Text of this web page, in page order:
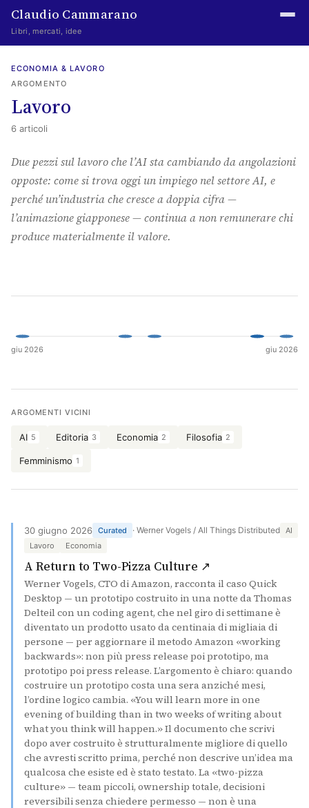
Claudio Cammarano
Libri, mercati, idee
Home
Curated
Learning log
Irene Media
Episteme Advisory
Indice
Cerca
ECONOMIA & LAVORO
ARGOMENTO
Lavoro
6 articoli
Due pezzi sul lavoro che l’AI sta cambiando da angolazioni
opposte: come si trova oggi un impiego nel settore AI, e
perché un’industria che cresce a doppia cifra —
l’animazione giapponese — continua a non remunerare chi
produce materialmente il valore.
giu 2026 giu 2026
ARGOMENTI VICINI
AI 5 Editoria 3 Economia 2 Filosofia 2
Femminismo 1
30 giugno 2026 Curated · Werner Vogels / All Things Distributed AI
Lavoro
Economia
A Return to Two-Pizza Culture ↗
Werner Vogels, CTO di Amazon, racconta il caso Quick
Desktop — un prototipo costruito in una notte da Thomas
Delteil con un coding agent, che nel giro di settimane è
diventato un prodotto usato da centinaia di migliaia di
persone — per aggiornare il metodo Amazon «working
backwards»: non più press release poi prototipo, ma
prototipo poi press release. L’argomento è chiaro: quando
costruire un prototipo costa una sera anziché mesi,
l’ordine logico cambia. «You will learn more in one
evening of building than in two weeks of writing about
what you think will happen.» Il documento che scrivi
dopo aver costruito è strutturalmente migliore di quello
che avresti scritto prima, perché non descrive un’idea ma
qualcosa che esiste ed è stato testato. La «two-pizza
culture» — team piccoli, ownership totale, decisioni
reversibili senza chiedere permesso — non è una